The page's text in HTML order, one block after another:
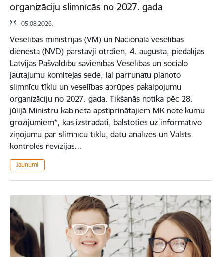
organizāciju slimnīcās no 2027. gada
05.08.2026.
Veselības ministrijas (VM) un Nacionālā veselības
dienesta (NVD) pārstāvji otrdien, 4. augustā, piedalījās
Latvijas Pašvaldību savienības Veselības un sociālo
jautājumu komitejas sēdē, lai pārrunātu plānoto
slimnīcu tīklu un veselības aprūpes pakalpojumu
organizāciju no 2027. gada. Tikšanās notika pēc 28.
jūlijā Ministru kabineta apstiprinātajiem MK noteikumu
grozījumiem*, kas izstrādāti, balstoties uz informatīvo
ziņojumu par slimnīcu tīklu, datu analīzes un Valsts
kontroles revīzijas…
Jaunumi